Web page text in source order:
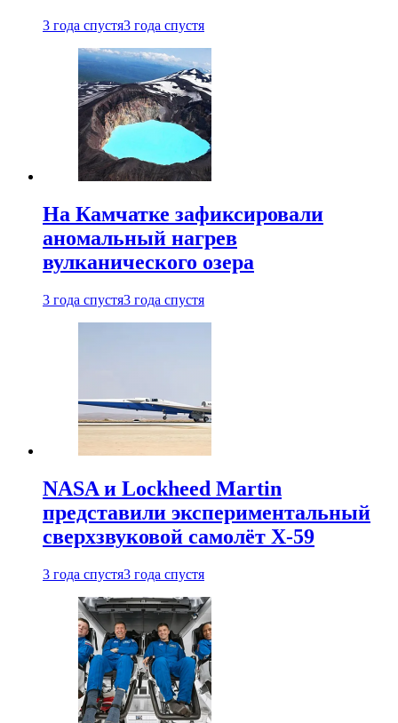
3 года спустя3 года спустя
На Камчатке зафиксировали
аномальный нагрев
вулканического озера
3 года спустя3 года спустя
NASA и Lockheed Martin
представили экспериментальный
сверхзвуковой самолёт X-59
3 года спустя3 года спустя